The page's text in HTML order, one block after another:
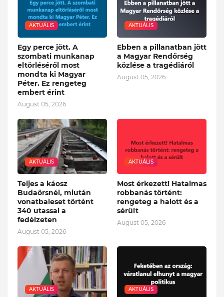
AKTUÁLIS
Egy perce jött. A
szombati munkanap
eltörléséről most
mondta ki Magyar
Péter. Ez rengeteg
embert érint
August 05, 2026
AKTUÁLIS
Ebben a pillanatban jött
a Magyar Rendőrség
közlése a tragédiáról
August 05, 2026
AKTUÁLIS
Teljes a káosz
Budaörsnél, miután
vonatbaleset történt
340 utassal a
fedélzeten
August 05, 2026
AKTUÁLIS
Most érkezett! Hatalmas
robbanás történt:
rengeteg a halott és a
sérült
August 05, 2026
AKTUÁLIS AKTUÁLIS